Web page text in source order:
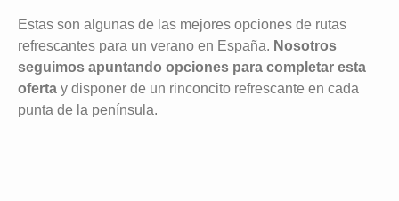
Estas son algunas de las mejores opciones de rutas
refrescantes para un verano en España. Nosotros
seguimos apuntando opciones para completar esta
oferta y disponer de un rinconcito refrescante en cada
punta de la península.